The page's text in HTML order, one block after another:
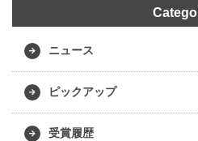
ニュース
ピックアップ
受賞履歴